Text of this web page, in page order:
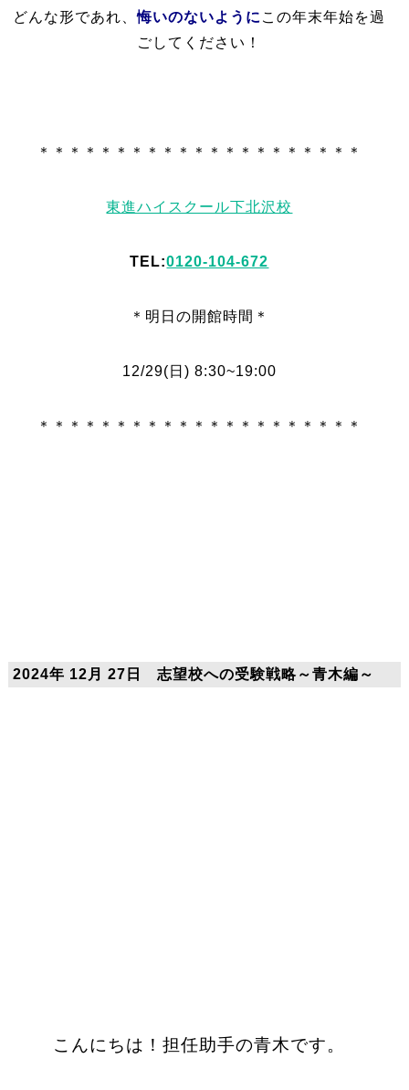
どんな形であれ、悔いのないように この年末年始を過
ごしてください！
＊＊＊＊＊＊＊＊＊＊＊＊＊＊＊＊＊＊＊＊＊
東進ハイスクール下北沢校
TEL:0120-104-672
＊明日 の開館時間＊
12/29(日 ) 8:30~19:00
＊＊＊＊＊＊＊＊＊＊＊＊＊＊＊＊＊＊＊＊＊
2024年 12月 27日 志望校への受験戦略～青木編～
こんにちは！担任助手の青木です。